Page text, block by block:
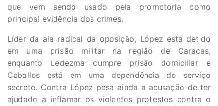
que vem sendo usado pela promotoria como
principal evidência dos crimes.
Líder da ala radical da oposição, López está detido
em uma prisão militar na região de Caracas,
enquanto Ledezma cumpre prisão domiciliar e
Ceballos está em uma dependência do serviço
secreto. Contra López pesa ainda a acusação de ter
ajudado a inflamar os violentos protestos contra o